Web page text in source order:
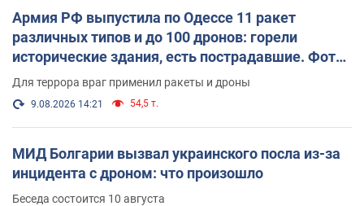
Армия РФ выпустила по Одессе 11 ракет
различных типов и до 100 дронов: горели
исторические здания, есть пострадавшие. Фото
и видео
Для террора враг применил ракеты и дроны
9.08.2026 14:21 54,5 т.
МИД Болгарии вызвал украинского посла из-за
инцидента с дроном: что произошло
Беседа состоится 10 августа